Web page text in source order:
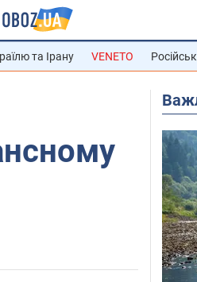
та Ірану VENETO